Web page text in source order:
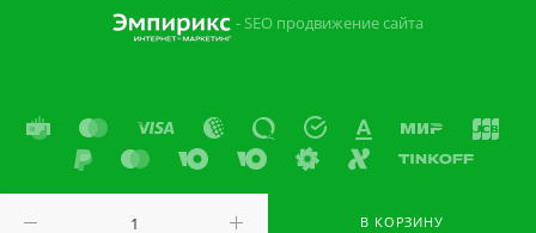
В КОРЗИНУ
- SEO продвижение сайта